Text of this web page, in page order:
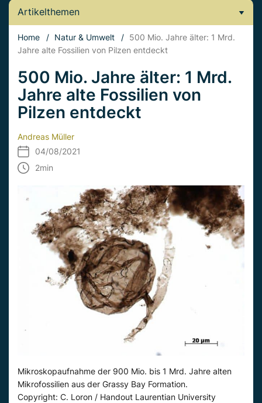
Artikelthemen
Home / Natur & Umwelt / 500 Mio. Jahre älter: 1 Mrd.
Jahre alte Fossilien von Pilzen entdeckt
500 Mio. Jahre älter: 1 Mrd.
Jahre alte Fossilien von
Pilzen entdeckt
Andreas Müller
04/08/2021
2min
Mikroskopaufnahme der 900 Mio. bis 1 Mrd. Jahre alten
Mikrofossilien aus der Grassy Bay Formation.
Copyright: C. Loron / Handout Laurentian University